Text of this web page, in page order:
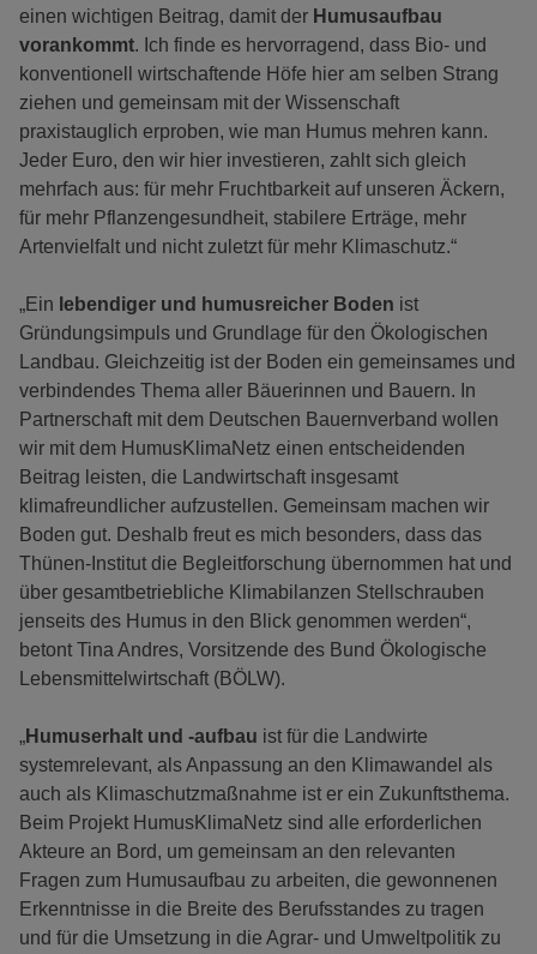
einen wichtigen Beitrag, damit der Humusaufbau
vorankommt. Ich finde es hervorragend, dass Bio- und
konventionell wirtschaftende Höfe hier am selben Strang
ziehen und gemeinsam mit der Wissenschaft
praxistauglich erproben, wie man Humus mehren kann.
Jeder Euro, den wir hier investieren, zahlt sich gleich
mehrfach aus: für mehr Fruchtbarkeit auf unseren Äckern,
für mehr Pflanzengesundheit, stabilere Erträge, mehr
Artenvielfalt und nicht zuletzt für mehr Klimaschutz.“
„Ein lebendiger und humusreicher Boden ist
Gründungsimpuls und Grundlage für den Ökologischen
Landbau. Gleichzeitig ist der Boden ein gemeinsames und
verbindendes Thema aller Bäuerinnen und Bauern. In
Partnerschaft mit dem Deutschen Bauernverband wollen
wir mit dem HumusKlimaNetz einen entscheidenden
Beitrag leisten, die Landwirtschaft insgesamt
klimafreundlicher aufzustellen. Gemeinsam machen wir
Boden gut. Deshalb freut es mich besonders, dass das
Thünen-Institut die Begleitforschung übernommen hat und
über gesamtbetriebliche Klimabilanzen Stellschrauben
jenseits des Humus in den Blick genommen werden“,
betont Tina Andres, Vorsitzende des Bund Ökologische
Lebensmittelwirtschaft (BÖLW).
„Humuserhalt und -aufbau ist für die Landwirte
systemrelevant, als Anpassung an den Klimawandel als
auch als Klimaschutzmaßnahme ist er ein Zukunftsthema.
Beim Projekt HumusKlimaNetz sind alle erforderlichen
Akteure an Bord, um gemeinsam an den relevanten
Fragen zum Humusaufbau zu arbeiten, die gewonnenen
Erkenntnisse in die Breite des Berufsstandes zu tragen
und für die Umsetzung in die Agrar- und Umweltpolitik zu